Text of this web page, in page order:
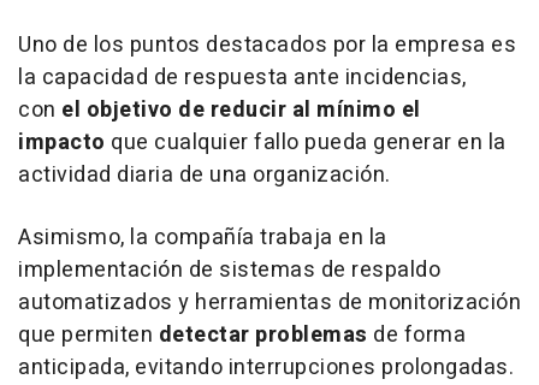
Uno de los puntos destacados por la empresa es
la capacidad de respuesta ante incidencias,
con el objetivo de reducir al mínimo el
impacto que cualquier fallo pueda generar en la
actividad diaria de una organización.
Asimismo, la compañía trabaja en la
implementación de sistemas de respaldo
automatizados y herramientas de monitorización
que permiten detectar problemas de forma
anticipada, evitando interrupciones prolongadas.